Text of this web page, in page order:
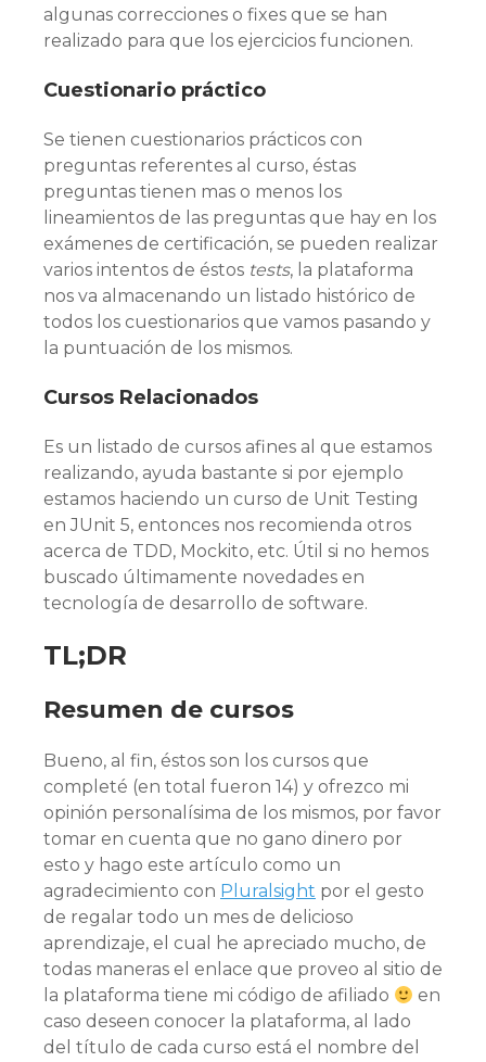
algunas correcciones o fixes que se han
realizado para que los ejercicios funcionen.
Cuestionario práctico
Se tienen cuestionarios prácticos con
preguntas referentes al curso, éstas
preguntas tienen mas o menos los
lineamientos de las preguntas que hay en los
exámenes de certificación, se pueden realizar
varios intentos de éstos tests, la plataforma
nos va almacenando un listado histórico de
todos los cuestionarios que vamos pasando y
la puntuación de los mismos.
Cursos Relacionados
Es un listado de cursos afines al que estamos
realizando, ayuda bastante si por ejemplo
estamos haciendo un curso de Unit Testing
en JUnit 5, entonces nos recomienda otros
acerca de TDD, Mockito, etc. Útil si no hemos
buscado últimamente novedades en
tecnología de desarrollo de software.
TL;DR
Resumen de cursos
Bueno, al fin, éstos son los cursos que
completé (en total fueron 14) y ofrezco mi
opinión personalísima de los mismos, por favor
tomar en cuenta que no gano dinero por
esto y hago este artículo como un
agradecimiento con Pluralsight por el gesto
de regalar todo un mes de delicioso
aprendizaje, el cual he apreciado mucho, de
todas maneras el enlace que proveo al sitio de
la plataforma tiene mi código de afiliado
en
caso deseen conocer la plataforma, al lado
del título de cada curso está el nombre del